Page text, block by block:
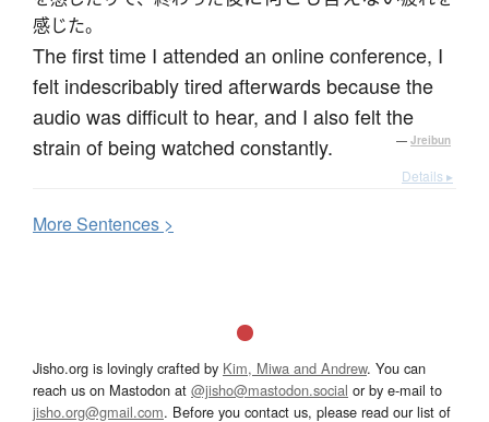
感じた。
The first time I attended an online conference, I
felt indescribably tired afterwards because the
audio was difficult to hear, and I also felt the
strain of being watched constantly.
— Jreibun
Details ▸
MoreSentences >
Jisho.org is lovingly crafted by Kim, Miwa and Andrew. You can
reach us on Mastodon at @jisho@mastodon.social or by e-mail to
jisho.org@gmail.com. Before you contact us, please read our list of